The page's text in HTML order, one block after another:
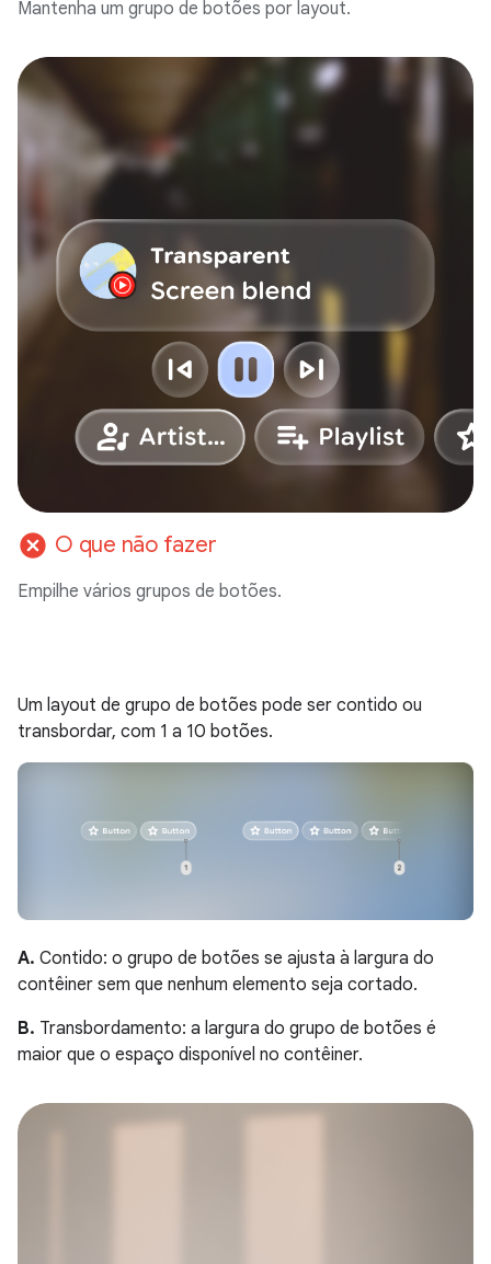
Mantenha um grupo de botões por layout.
cancel O que não fazer
Empilhe vários grupos de botões.
Um layout de grupo de botões pode ser contido ou
transbordar, com 1 a 10 botões.
A. Contido: o grupo de botões se ajusta à largura do
contêiner sem que nenhum elemento seja cortado.
B. Transbordamento: a largura do grupo de botões é
maior que o espaço disponível no contêiner.